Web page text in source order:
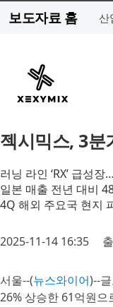
보도자료 홈 산
젝시믹스, 3분
러닝 라인 ‘RX’ 급성
일본 매출 전년 대비
4Q 해외 주요국 현지
2025-11-14 16:35
서울--(뉴스와이어)--
26% 상승한 61억원